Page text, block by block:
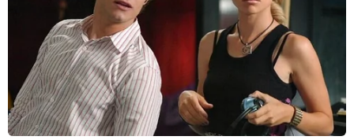
06 May 2023 | 15:55 h